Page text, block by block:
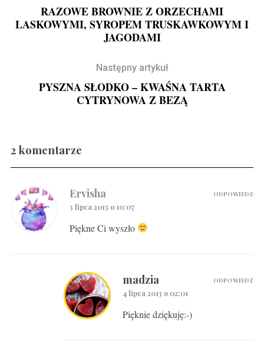
RAZOWE BROWNIE Z ORZECHAMI
LASKOWYMI, SYROPEM TRUSKAWKOWYM I
JAGODAMI
Następny artykuł
PYSZNA SŁODKO – KWAŚNA TARTA
CYTRYNOWA Z BEZĄ
2 komentarze
Ervisha
3 lipca 2013 o 10:07
Piękne Ci wyszło
ODPOWIEDZ
madzia
4 lipca 2013 o 02:01
Pięknie dziękuję:-)
ODPOWIEDZ